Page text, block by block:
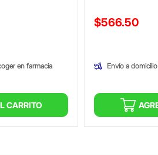
en farmacia
CARRITO
Precio
$566.50
Envío a domicilio